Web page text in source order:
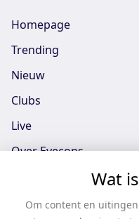
Homepage
Trending
Nieuw
Clubs
Live
Over Eyecons
Eyecons App - iOS
Eyecons App - Android
Wat
Om content en